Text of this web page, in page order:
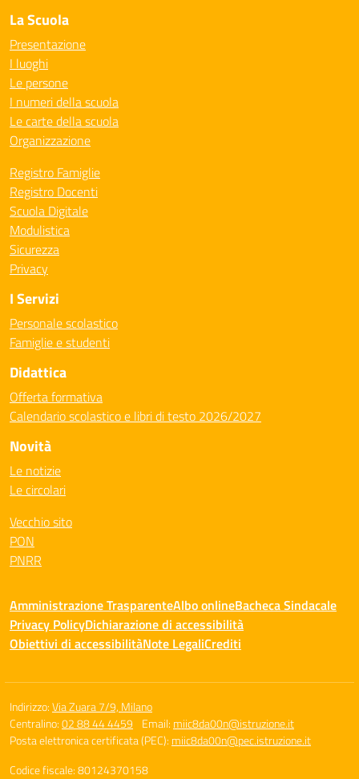
La Scuola
Presentazione
I luoghi
Le persone
I numeri della scuola
Le carte della scuola
Organizzazione
Registro Famiglie
Registro Docenti
Scuola Digitale
Modulistica
Sicurezza
Privacy
I Servizi
Personale scolastico
Famiglie e studenti
Didattica
Offerta formativa
Calendario scolastico e libri di testo 2026/2027
Novità
Le notizie
Le circolari
Vecchio sito
PON
PNRR
Amministrazione TrasparenteAlbo onlineBacheca Sindacale
Privacy PolicyDichiarazione di accessibilità
Obiettivi di accessibilitàNote LegaliCrediti
Indirizzo:Via Zuara 7/9, Milano
Centralino:02 88 44 4459 Email: miic8da00n@istruzione.it
Posta elettronica certificata (PEC): miic8da00n@pec.istruzione.it
Codice fiscale: 80124370158